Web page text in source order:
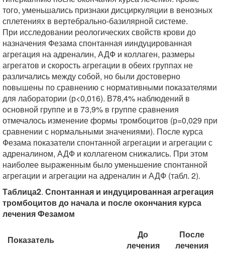
того, уменьшались признаки дисциркуляции в венозных
сплетениях в вертебрально-базилярной системе.
При исследовании реологических свойств крови до
назначения Фезама спонтанная ииндуцированная
агрегация на адреналин, АДФ и коллаген, размеры
агрегатов и скорость агрегации в обеих группах не
различались между собой, но были достоверно
повышены по сравнению с нормативными показателями
для лаборатории (р<0,016). В78,4% наблюдений в
основной группе и в 73,9% в группе сравнения
отмечалось изменение формы тромбоцитов (р=0,029 при
сравнении с нормальными значениями). После курса
Фезама показатели спонтанной агрегации и агрегации с
адреналином, АДФ и коллагеном снижались. При этом
наиболее выраженным было уменьшение спонтанной
агрегации и агрегации на адреналин и АДФ (табл. 2).
Таблица2. Спонтанная и индуцированная агрегация
тромбоцитов до начала и после окончания курса
лечения Фезамом
Показатель
До
лечения
После
лечения